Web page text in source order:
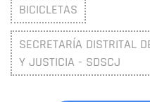
BICICLETAS
SECRETARÍA DISTRITAL
Y JUSTICIA - SDSCJ